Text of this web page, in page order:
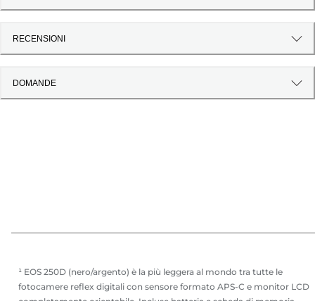
RECENSIONI
DOMANDE
¹ EOS 250D (nero/argento) è la più leggera al mondo tra tutte le
fotocamere reflex digitali con sensore formato APS-C e monitor LCD